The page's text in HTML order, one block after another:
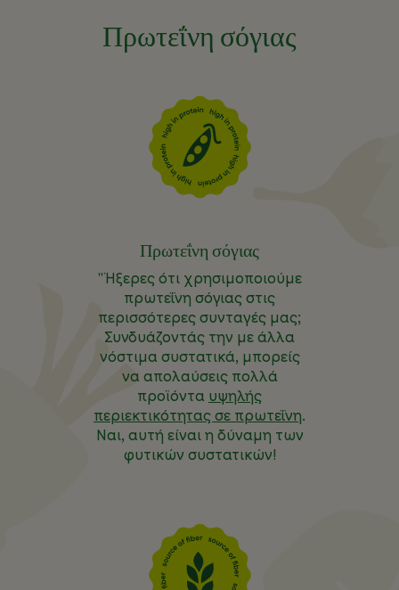
Πρωτεΐνη σόγιας
Πρωτεΐνη σόγιας
"Ήξερες ότι χρησιμοποιούμε
πρωτεΐνη σόγιας στις
περισσότερες συνταγές μας;
Συνδυάζοντάς την με άλλα
νόστιμα συστατικά, μπορείς
να απολαύσεις πολλά
προϊόντα υψηλής
περιεκτικότητας σε πρωτεΐνη.
Ναι, αυτή είναι η δύναμη των
φυτικών συστατικών!